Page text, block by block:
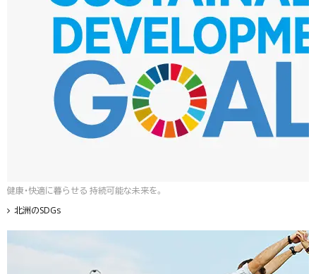
健康・快適に暮らせる 持続可能な未来を。
北洲のSDGs